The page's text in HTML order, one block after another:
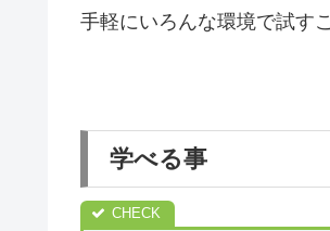
手軽にいろんな環境で試す
学べる事